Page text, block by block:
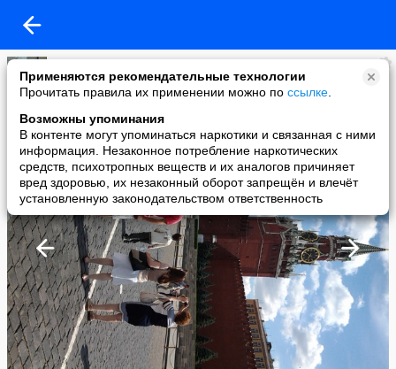
Применяются рекомендательные технологии
Прочитать правила их применении можно по ссылке
Возможны упоминания
В контенте могут упоминаться наркотики и связанная с ними
информация. Незаконное потребление наркотических
средств, психотропных веществ и их аналогов причиняет
вред здоровью, их незаконный оборот запрещён и влечёт
установленную законодательством ответственность
IZKG
added a photo
08 Jul в 18:07